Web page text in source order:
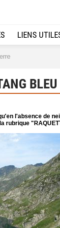
LIENS
l'absence de
rubrique